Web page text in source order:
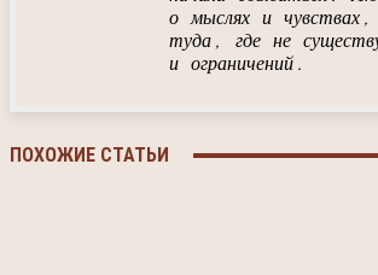
о мыслях и чувствах,
туда, где не
и ограничений.
ПОХОЖИЕ СТАТЬИ